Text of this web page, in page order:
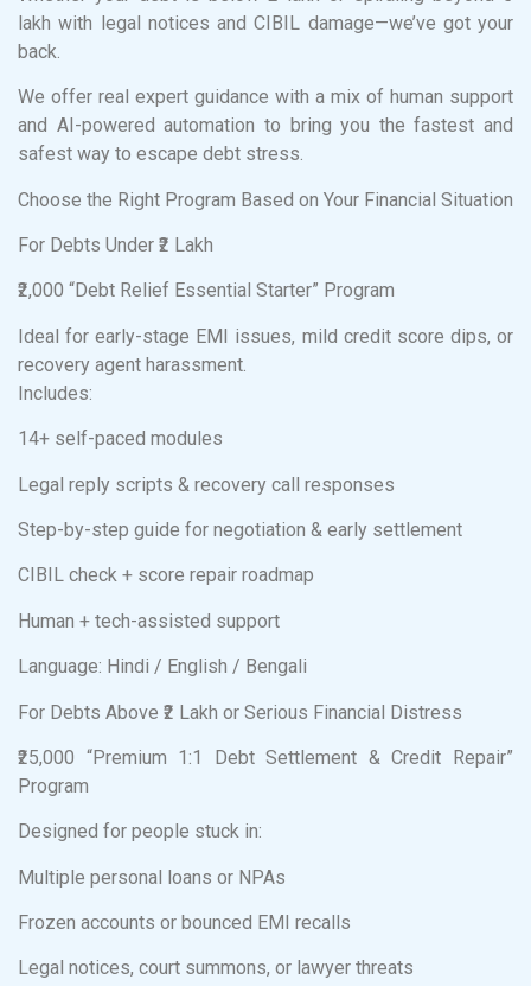
lakh with legal notices and CIBIL damage—we’ve got your
back.
We offer real expert guidance with a mix of human support
and AI-powered automation to bring you the fastest and
safest way to escape debt stress.
Choose the Right Program Based on Your Financial Situation
For Debts Under ₹2 Lakh
₹2,000 “Debt Relief Essential Starter” Program
Ideal for early-stage EMI issues, mild credit score dips, or
recovery agent harassment.
Includes:
14+ self-paced modules
Legal reply scripts & recovery call responses
Step-by-step guide for negotiation & early settlement
CIBIL check + score repair roadmap
Human + tech-assisted support
Language: Hindi / English / Bengali
For Debts Above ₹2 Lakh or Serious Financial Distress
₹25,000 “Premium 1:1 Debt Settlement & Credit Repair”
Program
Designed for people stuck in:
Multiple personal loans or NPAs
Frozen accounts or bounced EMI recalls
Legal notices, court summons, or lawyer threats